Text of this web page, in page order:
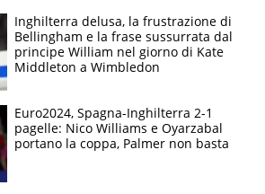
Inghilterra delusa, la frustrazione di
Bellingham e la frase sussurrata dal
principe William nel giorno di Kate
Middleton a Wimbledon
Euro2024, Spagna-Inghilterra 2-1
pagelle: Nico Williams e Oyarzabal
portano la coppa, Palmer non basta